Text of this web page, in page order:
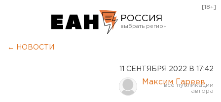
РОССИЯ
Курган
Оренбург
[18+]
← НОВОСТИ
11 СЕНТЯБРЯ 2022 В 17:42
Максим Гареев